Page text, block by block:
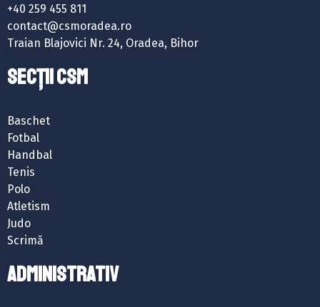
+40 259 455 811
contact@csmoradea.ro
Traian Blajovici Nr. 24, Oradea, Bihor
SECȚII CSM
Baschet
Fotbal
Handbal
Tenis
Polo
Atletism
Judo
Scrimă
ADMINISTRATIV